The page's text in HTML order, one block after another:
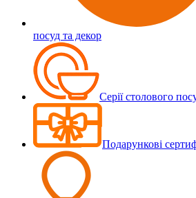
посуд та декор
Серії столового
Подарункові